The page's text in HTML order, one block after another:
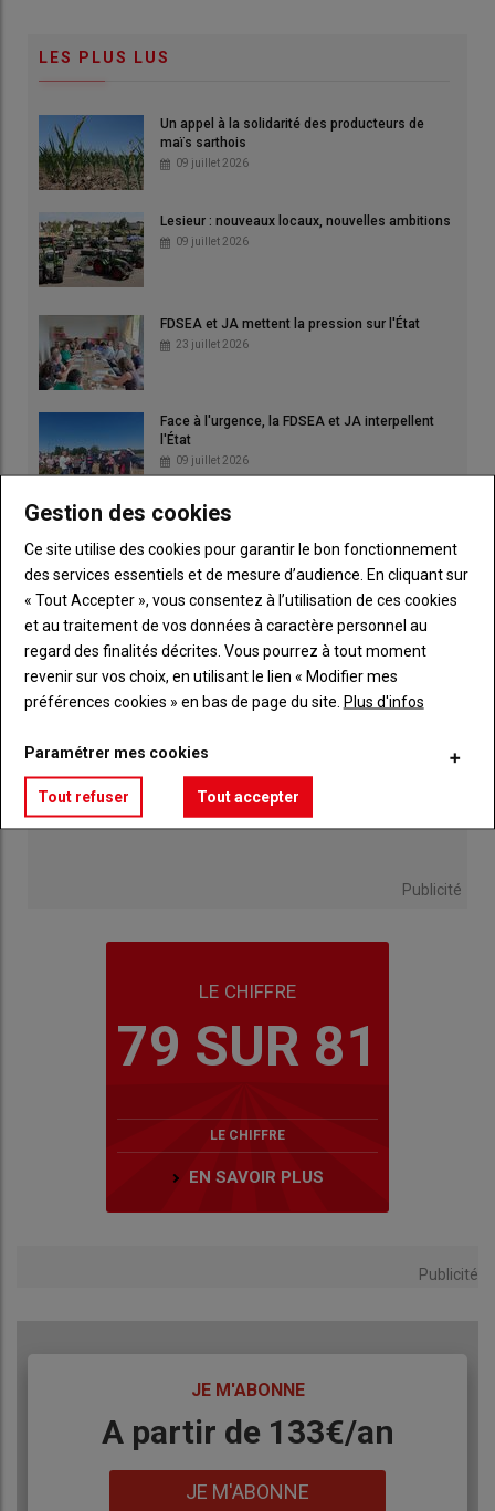
LES PLUS LUS
Un appel à la solidarité des producteurs de
maïs sarthois
09 juillet 2026
Lesieur : nouveaux locaux, nouvelles ambitions
09 juillet 2026
FDSEA et JA mettent la pression sur l'État
23 juillet 2026
Face à l'urgence, la FDSEA et JA interpellent
l'État
09 juillet 2026
Face à la crise fourragère, l'élevage laitier
30 juillet 2026
Publicité
LE CHIFFRE
79 SUR 81
LE CHIFFRE
EN SAVOIR PLUS
Publicité
JE M'ABONNE
BodyA partir de 133€/an
JE M'ABONNE
Gestion des cookies
Ce site utilise des cookies pour garantir le bon fonctionnement
des services essentiels et de mesure d’audience. En cliquant sur
« Tout Accepter », vous consentez à l’utilisation de ces cookies
et au traitement de vos données à caractère personnel au
regard des finalités décrites. Vous pourrez à tout moment
revenir sur vos choix, en utilisant le lien « Modifier mes
préférences cookies » en bas de page du site. Plus d'infos
Paramétrer mes cookies
Tout refuser Tout accepter